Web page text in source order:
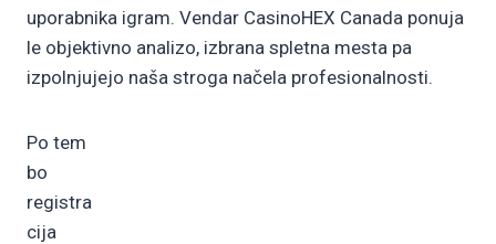
uporabnika igram. Vendar CasinoHEX Canada ponuja
le objektivno analizo, izbrana spletna mesta pa
izpolnjujejo naša stroga načela profesionalnosti.
Po tem
bo
registra
cija